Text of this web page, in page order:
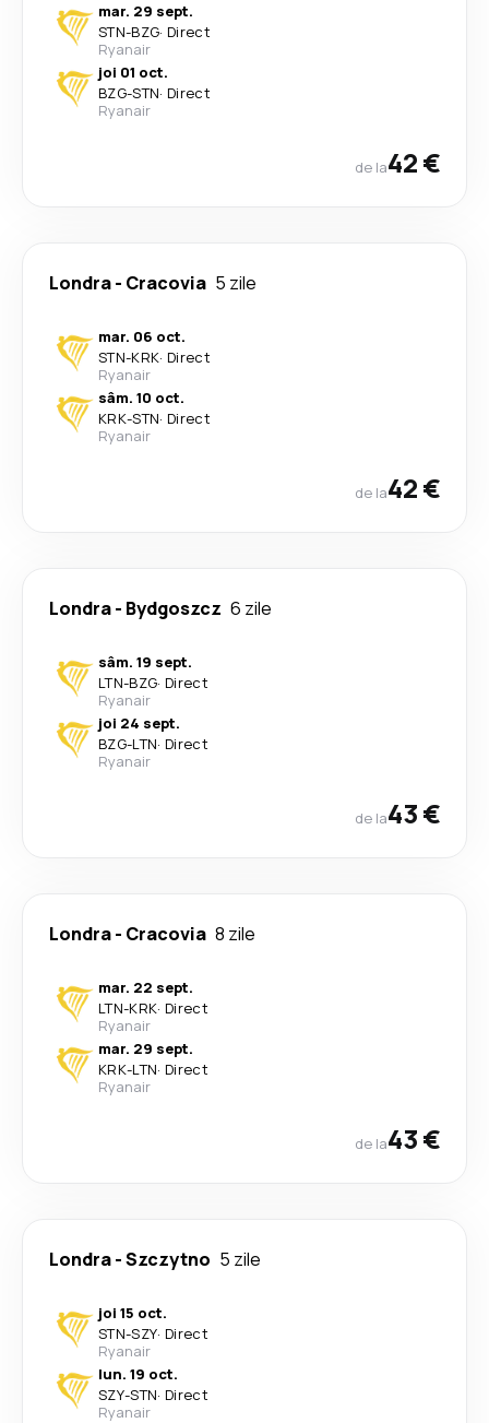
mar. 29 sept.
STN-BZG· Direct
Ryanair
joi 01 oct.
BZG-STN· Direct
Ryanair
de la42 €
Londra- Cracovia 5 zile
mar. 06 oct.
STN-KRK· Direct
Ryanair
sâm. 10 oct.
KRK-STN· Direct
Ryanair
de la42 €
Londra- Bydgoszcz 6 zile
sâm. 19 sept.
LTN-BZG· Direct
Ryanair
joi 24 sept.
BZG-LTN· Direct
Ryanair
de la43 €
Londra- Cracovia 8 zile
mar. 22 sept.
LTN-KRK· Direct
Ryanair
mar. 29 sept.
KRK-LTN· Direct
Ryanair
de la43 €
Londra-Szczytno 5 zile
joi 15 oct.
STN-SZY· Direct
Ryanair
lun. 19 oct.
SZY-STN· Direct
Ryanair